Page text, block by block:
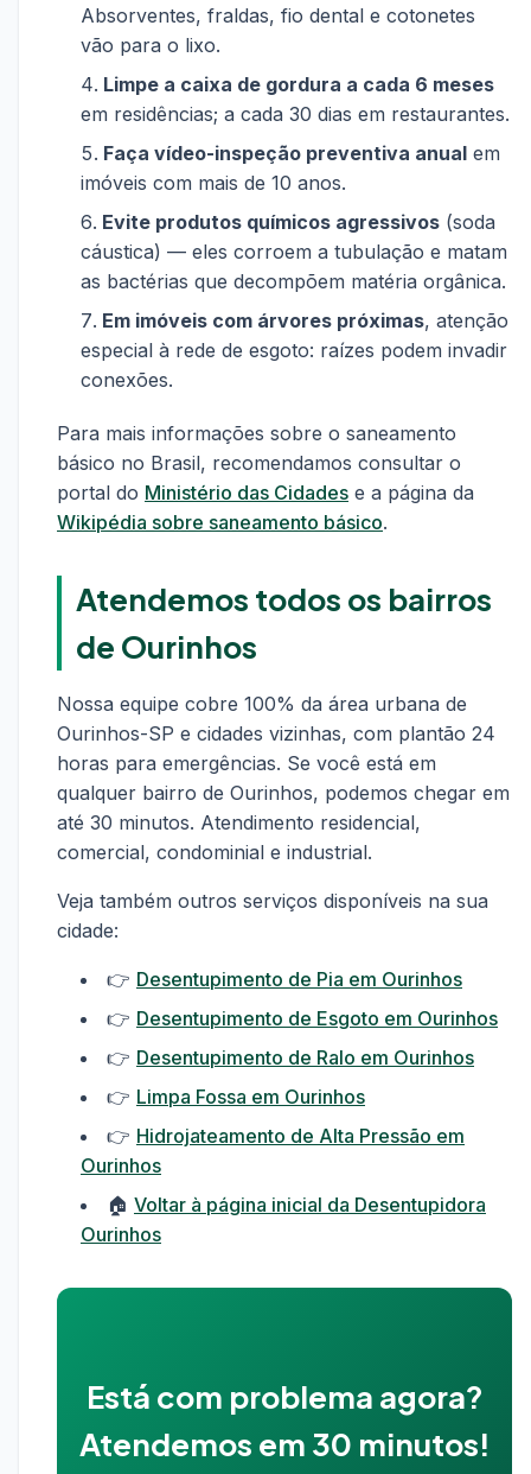
Absorventes, fraldas, fio dental e cotonetes
vão para o lixo.
Limpe a caixa de gordura a cada 6 meses
em residências; a cada 30 dias em restaurantes.
Faça vídeo-inspeção preventiva anual em
imóveis com mais de 10 anos.
Evite produtos químicos agressivos (soda
cáustica) — eles corroem a tubulação e matam
as bactérias que decompõem matéria orgânica.
Em imóveis com árvores próximas, atenção
especial à rede de esgoto: raízes podem invadir
conexões.
Para mais informações sobre o saneamento
básico no Brasil, recomendamos consultar o
portal do Ministério das Cidades e a página da
Wikipédia sobre saneamento básico.
Atendemos todos os bairros
de Ourinhos
Nossa equipe cobre 100% da área urbana de
Ourinhos-SP e cidades vizinhas, com plantão 24
horas para emergências. Se você está em
qualquer bairro de Ourinhos, podemos chegar em
até 30 minutos. Atendimento residencial,
comercial, condominial e industrial.
Veja também outros serviços disponíveis na sua
cidade:
👉 Desentupimento de Pia em Ourinhos
👉 Desentupimento de Esgoto em Ourinhos
👉 Desentupimento de Ralo em Ourinhos
👉 Limpa Fossa em Ourinhos
👉 Hidrojateamento de Alta Pressão em
Ourinhos
🏠 Voltar à página inicial da Desentupidora
Ourinhos
Está com problema agora?
Atendemos em 30 minutos!